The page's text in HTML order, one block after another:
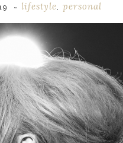
~ lifestyle, personal